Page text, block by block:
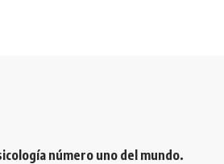
número uno del mundo.